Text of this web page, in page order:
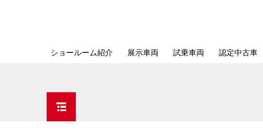
ショールーム紹介 展示車両 試乗車両 認定中古車